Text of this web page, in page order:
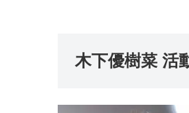
木下優樹菜 活